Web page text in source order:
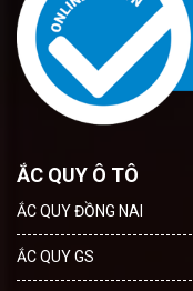
ẮC QUY Ô TÔ
ẮC QUY ĐỒNG NAI
ẮC QUY GS